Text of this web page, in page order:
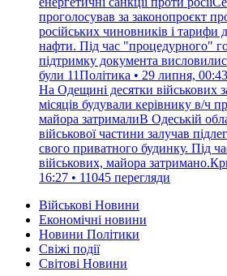
проголосував за законопроєкт
російських чиновників і тарифи
нафти. Під час "процедурного"
підтримку документа
були 11Політика • 29 липня,
На Одещині десятки військових
місяців будували керівнику в/ч
майора затрималиВ Одеській
військової частини залучав
свого приватного будинку. Під
військових, майора
16:27 • 11045 перегляди
Військові Новини
Економічні новини
Новини Політики
Свіжі події
Світові Новини